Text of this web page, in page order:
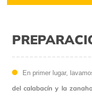
En primer lugar,
del calabacín y la